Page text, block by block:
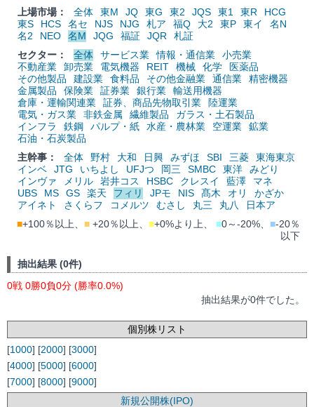
上場市場：
全体 東M JQ 東G 東2 JQS 東1 東R
HCG
東S
HCS 名セ NJS NJG 札ア 福Q 大2 東P 東イ
名N
名2
NEO 名M JQG 福証 JQR
札証
セクター：
全体 サービス業 情報・通信業
小売業
不動産業
卸売業 電気機器 REIT 機械 化学
医薬品
その他製品
建設業 食料品 その他金融業 通信業
精密機器
金属製品
保険業 証券業 銀行業
輸送用機器
倉庫・運輸関連業
証券、商品先物取引業
陸運業
電気・ガス業
非鉄金属 繊維製品
ガラス・土石製品
インフラ
鉄鋼 パルプ・紙 水産・農林業 空運業
鉱業
石油・石炭製品
主幹事：
全体 野村 大和 日興 みずほ SBI 三菱
東海東京
インベ
JTG いちよし UFJつ 岡三 SMBC 東洋
みどり
インヴァ
メリル 岩井コス HSBC クレスイ 藍澤
マネ
UBS
MS GS 楽天 フィリ JPモ NIS 髙木 オリ
かざか
アイネト
さくらフ コメルツ むさし 丸三 丸八
日本ア
■+100％以上、 ■ +20％以上、 ■+0%より上、 ■0～-20%、 ■-20％
以下
抽出結果 (0件)
0戦 0勝0負0分 (勝率0.0%)
抽出結果が0件でした。
個別株リスト
[1000] [2000] [3000]
[4000] [5000] [6000]
[7000] [8000] [9000]
新規公開株(IPO)